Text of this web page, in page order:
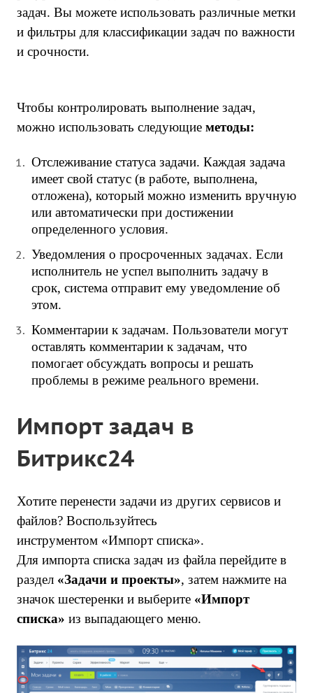
задач. Вы можете использовать различные метки
и фильтры для классификации задач по важности
и срочности.
Чтобы контролировать выполнение задач,
можно использовать следующие методы:
Отслеживание статуса задачи. Каждая задача
имеет свой статус (в работе, выполнена,
отложена), который можно изменить вручную
или автоматически при достижении
определенного условия.
Уведомления о просроченных задачах. Если
исполнитель не успел выполнить задачу в
срок, система отправит ему уведомление об
этом.
Комментарии к задачам. Пользователи могут
оставлять комментарии к задачам, что
помогает обсуждать вопросы и решать
проблемы в режиме реального времени.
Импорт задач в
Битрикс24
Хотите перенести задачи из других сервисов и
файлов? Воспользуйтесь
инструментом «Импорт списка».
Для импорта списка задач из файла перейдите в
раздел «Задачи и проекты», затем нажмите на
значок шестеренки и выберите «Импорт
списка» из выпадающего меню.